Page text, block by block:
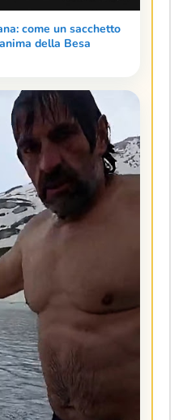
come un sacchetto
della Besa